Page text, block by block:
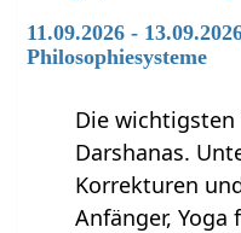
11.09.2026 -
Philosophiesysteme
Die wichtigsten
Darshanas.
Korrekturen
Anfänger, Yoga